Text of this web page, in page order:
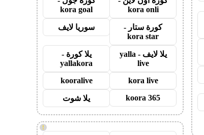
kora onli
kora goal
كورة ستار -
kora star
سوريا لايف
يلا لايف - yalla
live
يلا كورة -
yallakora
kora live
kooralive
koora 365
يلا شوت
!